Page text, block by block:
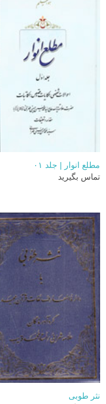
مطلع انوار | جلد ۰۱
تماس بگیرید
نثر طوبی